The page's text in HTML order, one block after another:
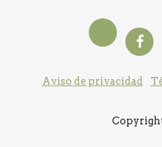
Aviso de privacidad